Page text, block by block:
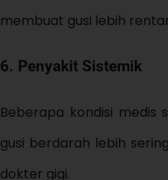
membuat gusi lebih
6. Penyakit Sistemik
Beberapa kondisi medis
gusi berdarah lebih
dokter gigi.